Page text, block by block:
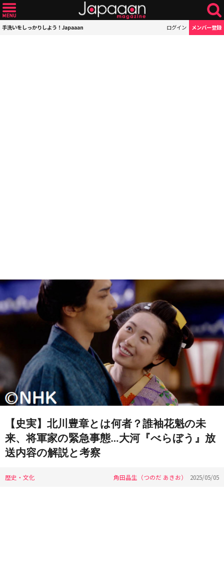
手洗いをしっかりしよう！Japaaan ログイン メンバー登録
【史実】北川豊章とは何者？誰袖花魁の未
来、将軍家の緊急事態…大河『べらぼう』放
送内容の解説と考察
歴史・文化 角田晶生（つのだ あきお） 2025/05/05